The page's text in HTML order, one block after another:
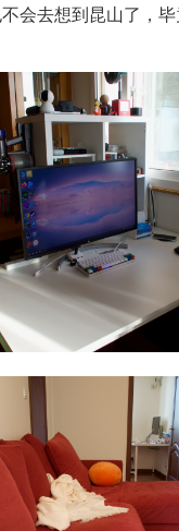
会去想到昆山了，